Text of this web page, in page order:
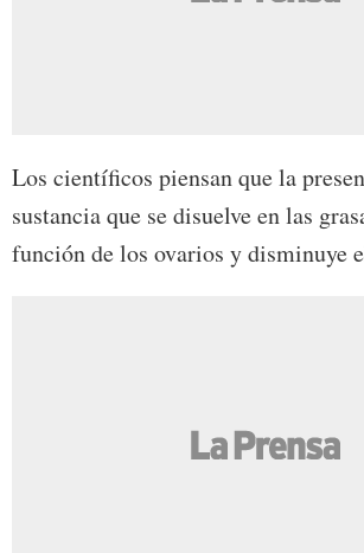
Los científicos piensan que la
sustancia que se disuelve en las
función de los ovarios y disminuye